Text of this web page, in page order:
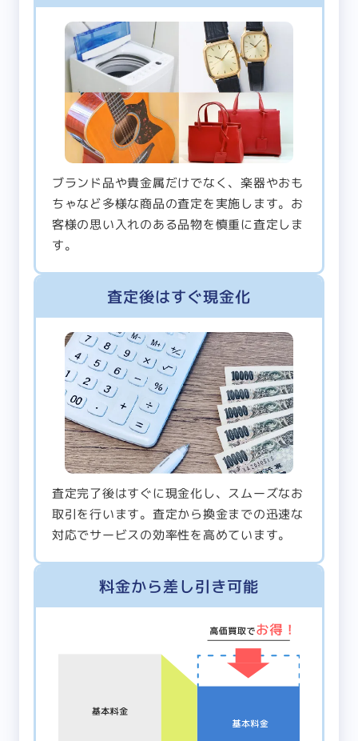
ブランド品や貴金属だけでなく、楽器やおも
ちゃなど多様な商品の査定を実施します。お
客様の思い入れのある品物を慎重に査定しま
す。
査定後はすぐ現金化
査定完了後はすぐに現金化し、スムーズなお
取引を行います。査定から換金までの迅速な
対応でサービスの効率性を高めています。
料金から差し引き可能